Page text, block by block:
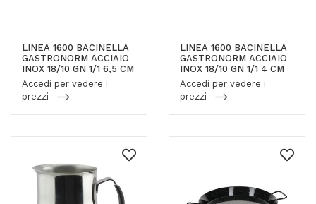
LINEA 1600 BACINELLA
GASTRONORM ACCIAIO
INOX 18/10 GN 1/1 6,5 CM
Accedi per vedere i
prezzi
LINEA 1600 BACINELLA
GASTRONORM ACCIAIO
INOX 18/10 GN 1/1 4 CM
Accedi per vedere i
prezzi